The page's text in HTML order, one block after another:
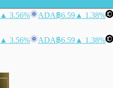
▲ 3.56% ADA฿6.59 ▲ 1.38%
▲ 3.56% ADA฿6.59 ▲ 1.38%